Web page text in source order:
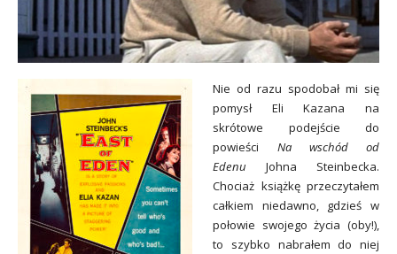
Nie od razu spodobał mi się
pomysł Eli Kazana na
skrótowe podejście do
powieści Na wschód od
Edenu Johna Steinbecka.
Chociaż książkę przeczytałem
całkiem niedawno, gdzieś w
połowie swojego życia (oby!),
to szybko nabrałem do niej